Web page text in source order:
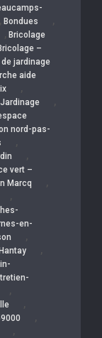
, Bondues ,
, Bricolage
–
jardinage
aide
,
,
nord-pas-
,
,
vert –
Marcq ,
,
en-
,
Hantay ,
,
,
,
,